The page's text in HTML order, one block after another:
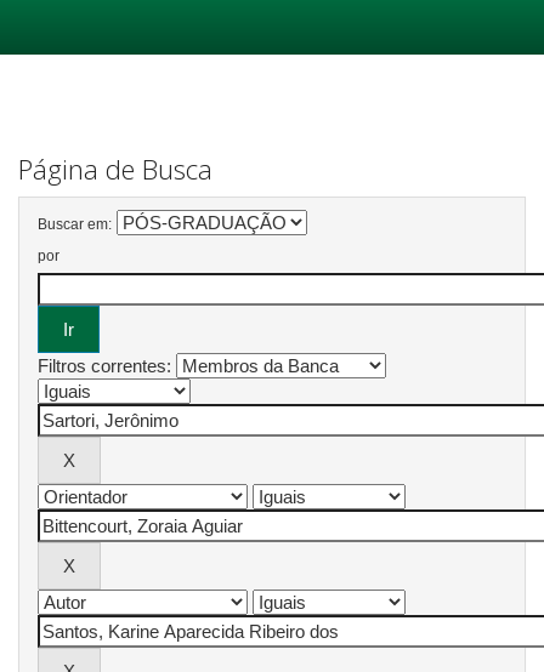
Página de Busca
Buscar em:
por
Filtros correntes: